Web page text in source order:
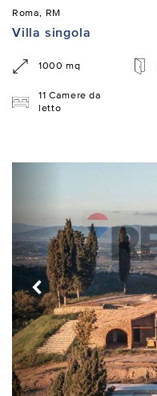
Roma, RM
Villa singola
1000 mq
11 Camere da
letto